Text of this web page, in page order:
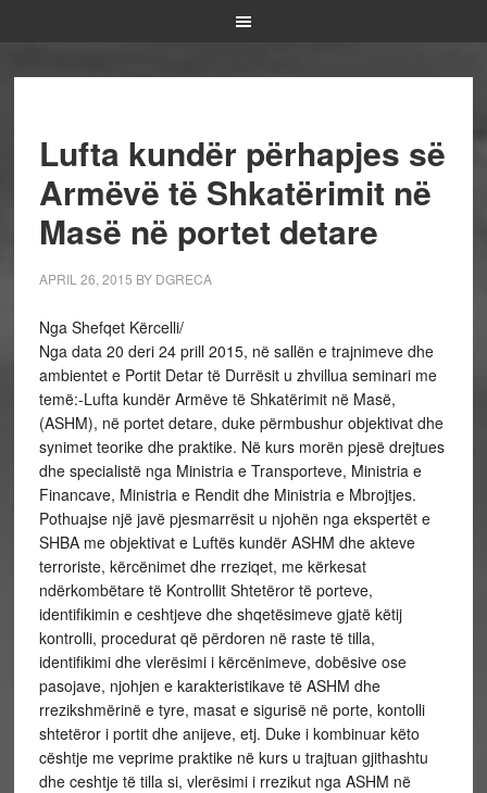
Lufta kundër përhapjes së
Armëvë të Shkatërimit në
Masë në portet detare
APRIL 26, 2015 BY DGRECA
Nga Shefqet Kërcelli/
Nga data 20 deri 24 prill 2015, në sallën e trajnimeve dhe
ambientet e Portit Detar të Durrësit u zhvillua seminari me
temë:-Lufta kundër Armëve të Shkatërimit në Masë,
(ASHM), në portet detare, duke përmbushur objektivat dhe
synimet teorike dhe praktike. Në kurs morën pjesë drejtues
dhe specialistë nga Ministria e Transporteve, Ministria e
Financave, Ministria e Rendit dhe Ministria e Mbrojtjes.
Pothuajse një javë pjesmarrësit u njohën nga ekspertët e
SHBA me objektivat e Luftës kundër ASHM dhe akteve
terroriste, kërcënimet dhe rreziqet, me kërkesat
ndërkombëtare të Kontrollit Shtetëror të porteve,
identifikimin e ceshtjeve dhe shqetësimeve gjatë këtij
kontrolli, procedurat që përdoren në raste të tilla,
identifikimi dhe vlerësimi i kërcënimeve, dobësive ose
pasojave, njohjen e karakteristikave të ASHM dhe
rrezikshmërinë e tyre, masat e sigurisë në porte, kontolli
shtetëror i portit dhe anijeve, etj. Duke i kombinuar këto
cështje me veprime praktike në kurs u trajtuan gjithashtu
dhe ceshtje të tilla si, vlerësimi i rrezikut nga ASHM në